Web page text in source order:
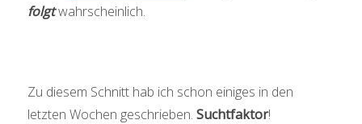
folgtwahrscheinlich.
Zu diesem Schnitt hab ich schon einiges in den
letzten Wochen geschrieben.Suchtfaktor!